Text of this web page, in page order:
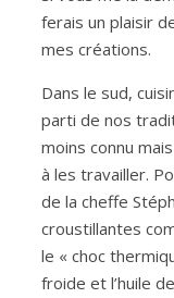
ferais un plaisir
mes créations.
Dans le sud,
parti de nos
moins connu
à les travailler.
de la cheffe
croustillantes
le « choc
froide et l’huile